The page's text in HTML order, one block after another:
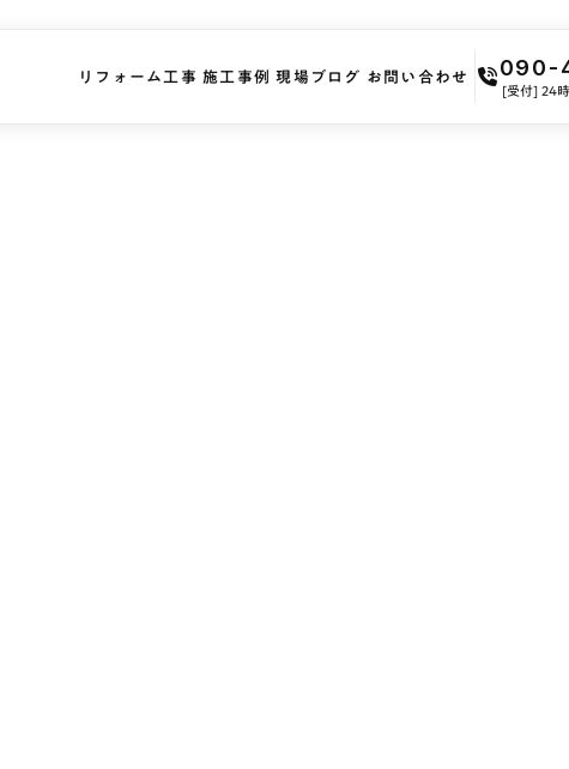
リフォーム工事施工事例 現場ブログ お問い合わせ 090-
[受付] 24